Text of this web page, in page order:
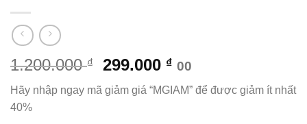
1.200.000₫
Giá
gốc
là:
299.000 ₫Giá
hiện
tại
00
Hãy nhập ngay mã giảm giá “MGIAM” để được giảm ít nhất
40%